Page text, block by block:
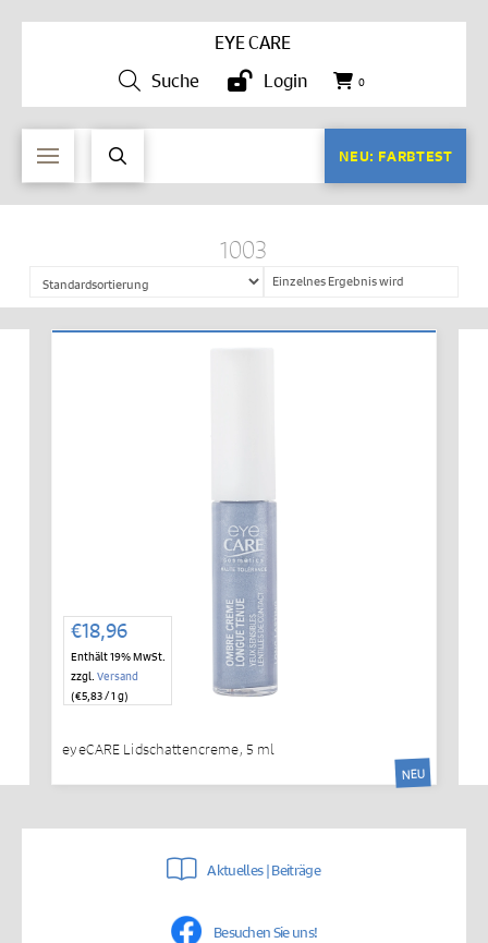
EYE CARE
Suche
Login 0
NEU: FARBTEST
1003
Einzelnes Ergebnis wird
angezeigt
€18,96
Enthält 19% MwSt.
zzgl. Versand
(€5,83/ 1 g)
eyeCARE Lidschattencreme, 5 ml
NEU
Aktuelles | Beiträge
Besuchen Sie uns!